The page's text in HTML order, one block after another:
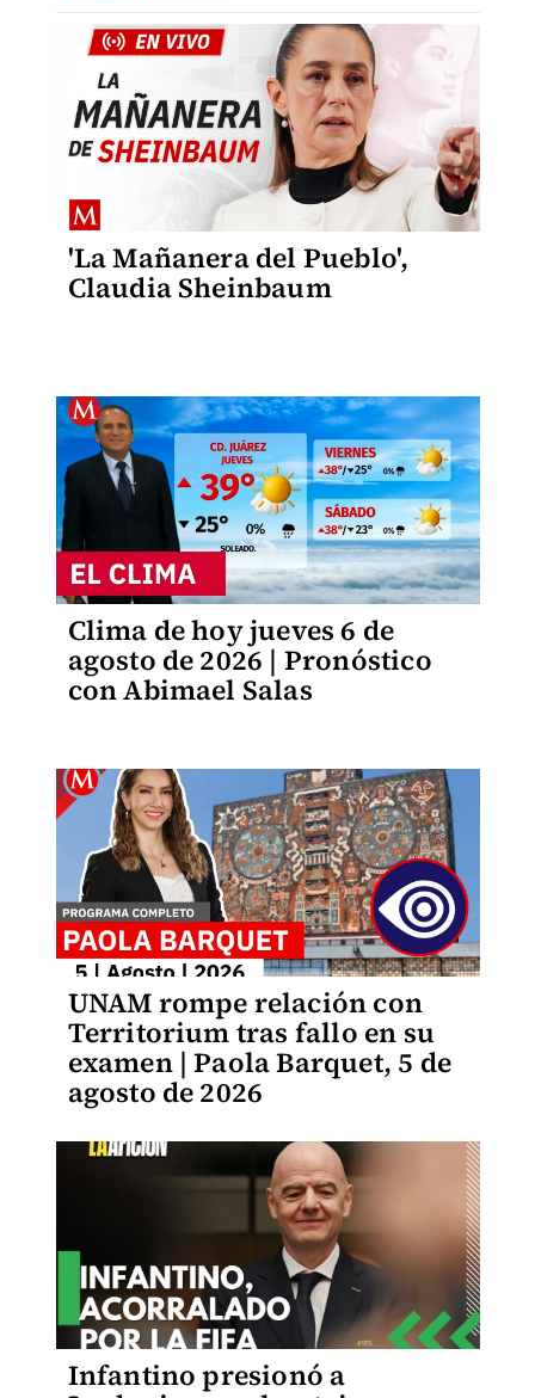
'La Mañanera del Pueblo',
Claudia Sheinbaum
Clima de hoy jueves 6 de
agosto de 2026 | Pronóstico
con Abimael Salas
UNAM rompe relación con
Territorium tras fallo en su
examen | Paola Barquet, 5 de
agosto de 2026
Infantino presionó a